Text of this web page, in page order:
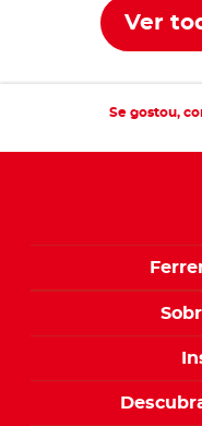
Ver
Se gostou,